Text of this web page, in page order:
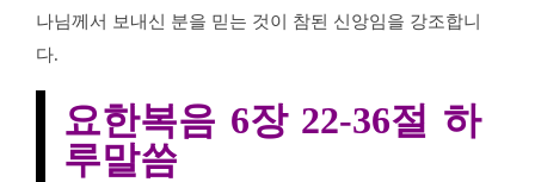
나님께서 보내신 분을 믿는 것이 참된 신앙임을 강조합니
다.
요한복음 6장 22-36절 하
루말씀